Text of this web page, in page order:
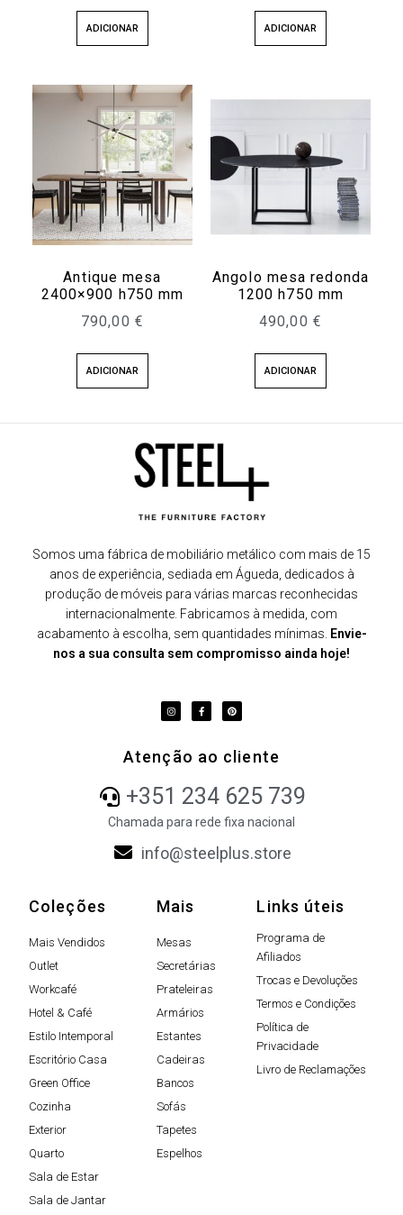
ADICIONAR ADICIONAR
Antique mesa
2400×900 h750 mm
790,00 €
ADICIONAR
Angolo mesa redonda
1200 h750 mm
490,00 €
ADICIONAR
Somos uma fábrica de mobiliário metálico com mais de 15
anos de experiência, sediada em Águeda, dedicados à
produção de móveis para várias marcas reconhecidas
internacionalmente. Fabricamos à medida, com
acabamento à escolha, sem quantidades mínimas. Envie-
nos a sua consulta sem compromisso ainda hoje!
Atenção ao cliente
+351 234 625 739
Chamada para rede fixa nacional
info@steelplus.store
Coleções
Mais Vendidos
Outlet
Workcafé
Hotel & Café
Estilo Intemporal
Escritório Casa
Green Office
Cozinha
Exterior
Quarto
Sala de Estar
Sala de Jantar
Mais
Mesas
Secretárias
Prateleiras
Armários
Estantes
Cadeiras
Bancos
Sofás
Tapetes
Espelhos
Links úteis
Programa de
Afiliados
Trocas e Devoluções
Termos e Condições
Política de
Privacidade
Livro de Reclamações